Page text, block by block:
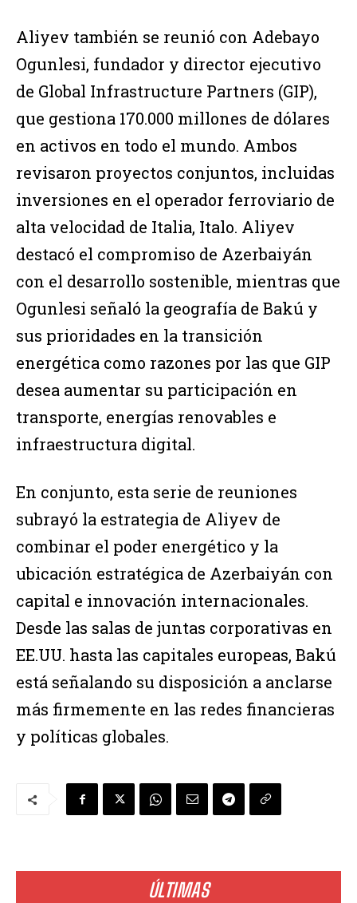
ÚLTIMAS
Aliyev también se reunió con Adebayo
Ogunlesi, fundador y director ejecutivo
de Global Infrastructure Partners (GIP),
que gestiona 170.000 millones de dólares
en activos en todo el mundo. Ambos
revisaron proyectos conjuntos, incluidas
inversiones en el operador ferroviario de
alta velocidad de Italia, Italo. Aliyev
destacó el compromiso de Azerbaiyán
con el desarrollo sostenible, mientras que
Ogunlesi señaló la geografía de Bakú y
sus prioridades en la transición
energética como razones por las que GIP
desea aumentar su participación en
transporte, energías renovables e
infraestructura digital.
En conjunto, esta serie de reuniones
subrayó la estrategia de Aliyev de
combinar el poder energético y la
ubicación estratégica de Azerbaiyán con
capital e innovación internacionales.
Desde las salas de juntas corporativas en
EE.UU. hasta las capitales europeas, Bakú
está señalando su disposición a anclarse
más firmemente en las redes financieras
y políticas globales.